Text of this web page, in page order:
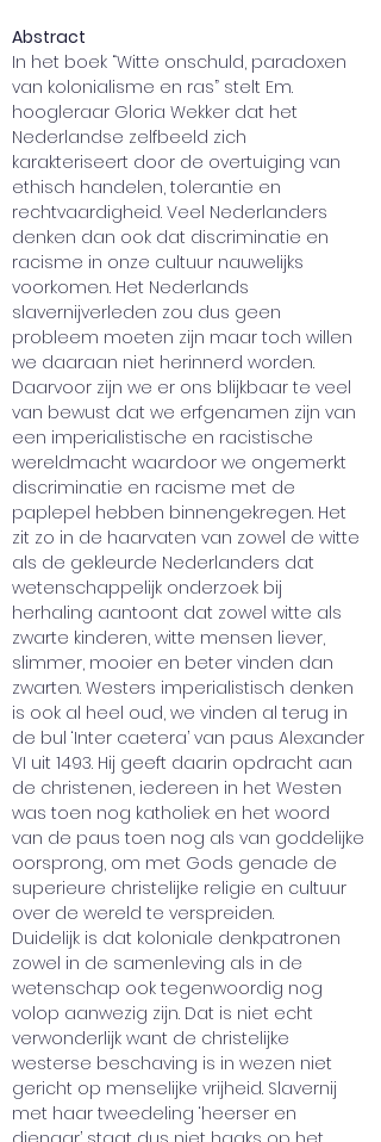
Abstract
In het boek “Witte onschuld, paradoxen
van kolonialisme en ras” stelt Em.
hoogleraar Gloria Wekker dat het
Nederlandse zelfbeeld zich
karakteriseert door de overtuiging van
ethisch handelen, tolerantie en
rechtvaardigheid. Veel Nederlanders
denken dan ook dat discriminatie en
racisme in onze cultuur nauwelijks
voorkomen. Het Nederlands
slavernijverleden zou dus geen
probleem moeten zijn maar toch willen
we daaraan niet herinnerd worden.
Daarvoor zijn we er ons blijkbaar te veel
van bewust dat we erfgenamen zijn van
een imperialistische en racistische
wereldmacht waardoor we ongemerkt
discriminatie en racisme met de
paplepel hebben binnengekregen. Het
zit zo in de haarvaten van zowel de witte
als de gekleurde Nederlanders dat
wetenschappelijk onderzoek bij
herhaling aantoont dat zowel witte als
zwarte kinderen, witte mensen liever,
slimmer, mooier en beter vinden dan
zwarten. Westers imperialistisch denken
is ook al heel oud, we vinden al terug in
de bul ‘Inter caetera’ van paus Alexander
VI uit 1493. Hij geeft daarin opdracht aan
de christenen, iedereen in het Westen
was toen nog katholiek en het woord
van de paus toen nog als van goddelijke
oorsprong, om met Gods genade de
superieure christelijke religie en cultuur
over de wereld te verspreiden.
Duidelijk is dat koloniale denkpatronen
zowel in de samenleving als in de
wetenschap ook tegenwoordig nog
volop aanwezig zijn. Dat is niet echt
verwonderlijk want de christelijke
westerse beschaving is in wezen niet
gericht op menselijke vrijheid. Slavernij
met haar tweedeling ‘heerser en